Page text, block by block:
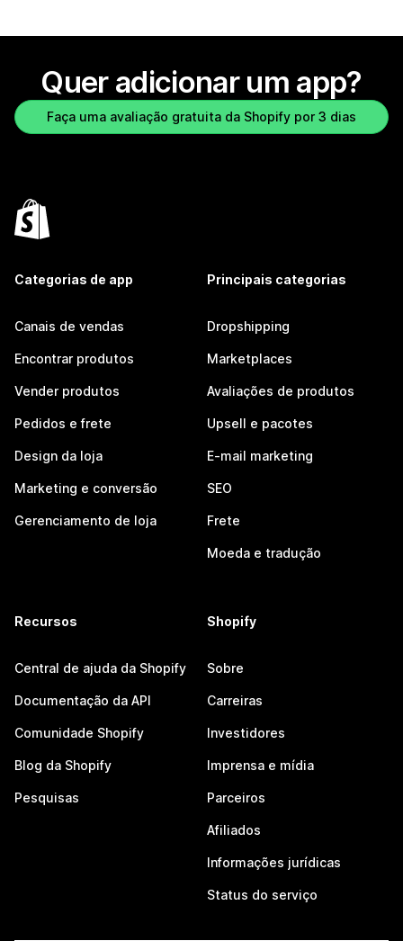
Quer adicionar um app?
Faça uma avaliação gratuita da Shopify por 3 dias
Categorias de app
Canais de vendas
Encontrar produtos
Vender produtos
Pedidos e frete
Design da loja
Marketing e conversão
Gerenciamento de loja
Principais categorias
Dropshipping
Marketplaces
Avaliações de produtos
Upsell e pacotes
E-mail marketing
SEO
Frete
Moeda e tradução
Recursos
Central de ajuda da Shopify
Documentação da API
Comunidade Shopify
Blog da Shopify
Pesquisas
Shopify
Sobre
Carreiras
Investidores
Imprensa e mídia
Parceiros
Afiliados
Informações jurídicas
Status do serviço